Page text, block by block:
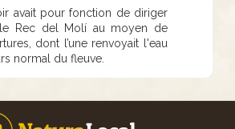
avait pour fonction de diriger
le Rec del Molí au moyen de
dont l’une renvoyait l'eau
normal du fleuve.